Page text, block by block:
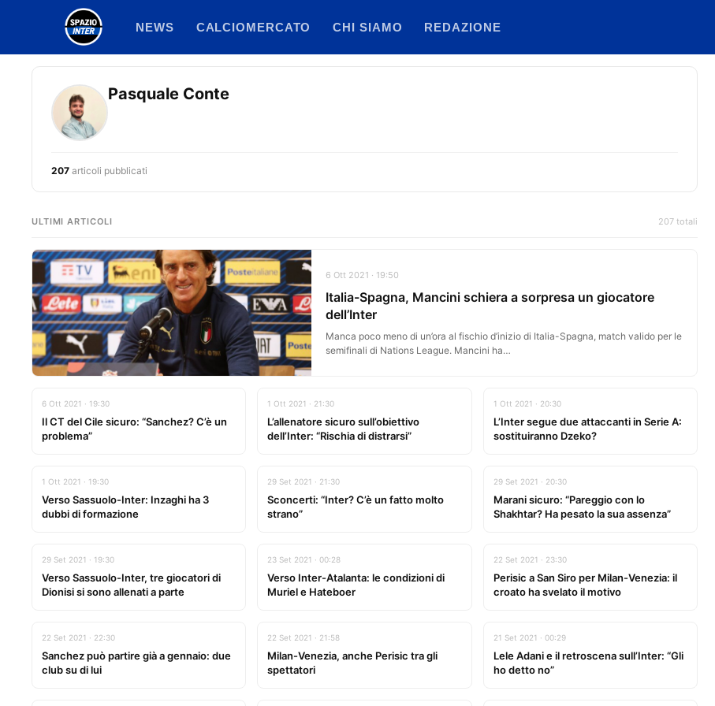
NEWS CALCIOMERCATO CHI SIAMO REDAZIONE
Pasquale Conte
207 articoli pubblicati
ULTIMI ARTICOLI 207 totali
6 Ott 2021 · 19:50
Italia-Spagna, Mancini schiera a sorpresa un giocatore
dell’Inter
Manca poco meno di un’ora al fischio d’inizio di Italia-Spagna, match valido per le
semifinali di Nations League. Mancini ha…
6 Ott 2021 · 19:30
Il CT del Cile sicuro: “Sanchez? C’è un
problema”
1 Ott 2021 · 21:30
L’allenatore sicuro sull’obiettivo
dell’Inter: “Rischia di distrarsi”
1 Ott 2021 · 20:30
L’Inter segue due attaccanti in Serie A:
sostituiranno Dzeko?
1 Ott 2021 · 19:30
Verso Sassuolo-Inter: Inzaghi ha 3
dubbi di formazione
29 Set 2021 · 21:30
Sconcerti: “Inter? C’è un fatto molto
strano”
29 Set 2021 · 20:30
Marani sicuro: “Pareggio con lo
Shakhtar? Ha pesato la sua assenza”
29 Set 2021 · 19:30
Verso Sassuolo-Inter, tre giocatori di
Dionisi si sono allenati a parte
23 Set 2021 · 00:28
Verso Inter-Atalanta: le condizioni di
Muriel e Hateboer
22 Set 2021 · 23:30
Perisic a San Siro per Milan-Venezia: il
croato ha svelato il motivo
22 Set 2021 · 22:30
Sanchez può partire già a gennaio: due
club su di lui
22 Set 2021 · 21:58
Milan-Venezia, anche Perisic tra gli
spettatori
21 Set 2021 · 00:29
Lele Adani e il retroscena sull’Inter: “Gli
ho detto no”